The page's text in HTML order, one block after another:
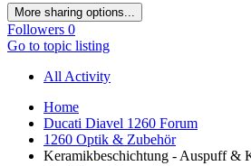
More sharing options...
Followers 0
Go to topic listing
All Activity
Home
Ducati Diavel 1260 Forum
1260 Optik & Zubehör
Keramikbeschichtung - Auspuff &